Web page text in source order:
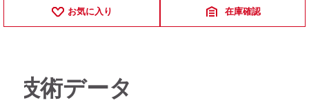
お気に入り 在庫確認
技術データ